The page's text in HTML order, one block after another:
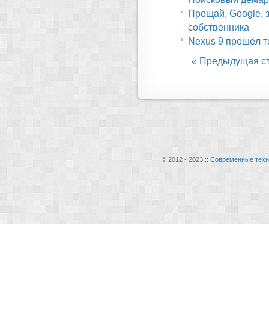
Прощай, Google,
собственника
Nexus 9 прошёл
« Предыдущая
© 2012 - 2023 :: Современные